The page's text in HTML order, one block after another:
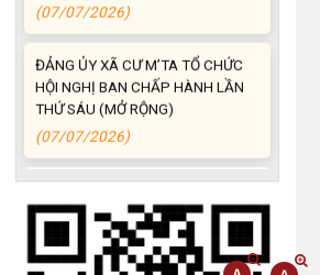
ĐẢNG ỦY XÃ CƯ M’TA TỔ CHỨC
HỘI NGHỊ BAN CHẤP HÀNH LẦN
THỨ SÁU (MỞ RỘNG)
(07/07/2026)
NÂNG CAO HIỆU QUẢ QUẢN LÝ
TÍN DỤNG CHÍNH SÁCH XÃ HỘI
TRÊN ĐỊA BÀN XÃ CƯ M'TA
(07/07/2026)